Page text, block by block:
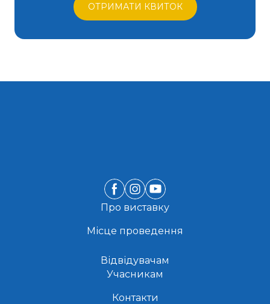
ОТРИМАТИ КВИТОК
Про виставку
Місце проведення
Відвідувачам
Учасникам
Контакти